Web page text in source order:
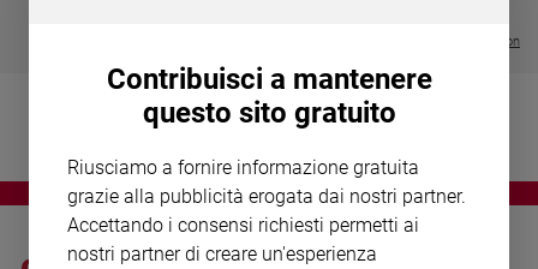
Devozione
fede
Visualizza tutte le collection
Contribuisci a mantenere
questo sito gratuito
Riusciamo a fornire informazione gratuita
grazie alla pubblicità erogata dai nostri partner.
Accettando i consensi richiesti permetti ai
nostri partner di creare un'esperienza